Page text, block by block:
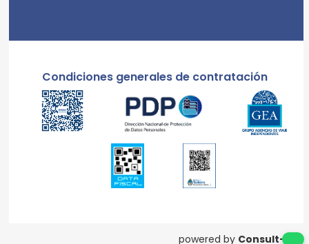
Condiciones generales de contratación
powered byConsult-ar